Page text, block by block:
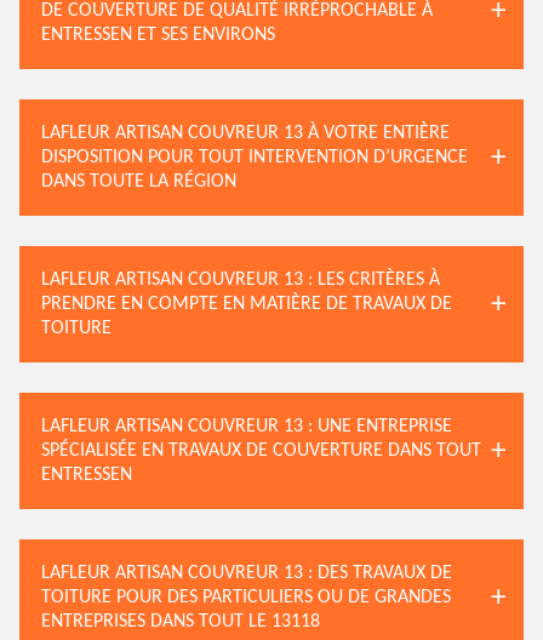
DE COUVERTURE DE QUALITÉ IRRÉPROCHABLE À
ENTRESSEN ET SES ENVIRONS
LAFLEUR ARTISAN COUVREUR 13 À VOTRE ENTIÈRE
DISPOSITION POUR TOUT INTERVENTION D’URGENCE
DANS TOUTE LA RÉGION
LAFLEUR ARTISAN COUVREUR 13 : LES CRITÈRES À
PRENDRE EN COMPTE EN MATIÈRE DE TRAVAUX DE
TOITURE
LAFLEUR ARTISAN COUVREUR 13 : UNE ENTREPRISE
SPÉCIALISÉE EN TRAVAUX DE COUVERTURE DANS TOUT
ENTRESSEN
LAFLEUR ARTISAN COUVREUR 13 : DES TRAVAUX DE
TOITURE POUR DES PARTICULIERS OU DE GRANDES
ENTREPRISES DANS TOUT LE 13118